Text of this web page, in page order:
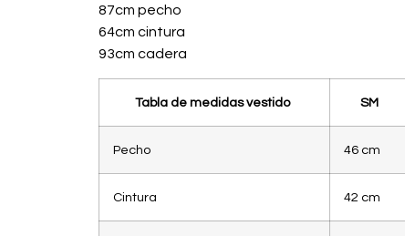
87cm pecho
64cm cintura
93cm cadera
Tabla de medidas vestido SM
Pecho 46 cm
Cintura 42 cm